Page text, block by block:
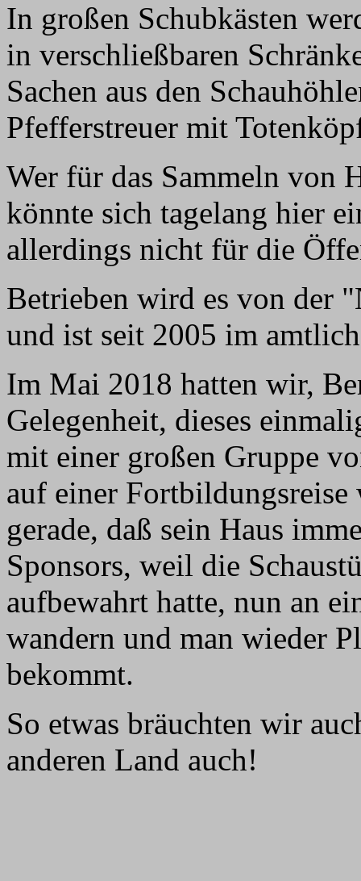
In großen Schubkästen
in verschließbaren
Sachen aus den
Pfefferstreuer mit
Wer für das Sammeln von
könnte sich tagelang hier
allerdings nicht für die
Betrieben wird es von der
und ist seit 2005 im
Im Mai 2018 hatten wir,
Gelegenheit, dieses
mit einer großen Gruppe
auf einer Fortbildungsreise
gerade, daß sein Haus
Sponsors, weil die
aufbewahrt hatte, nun an
wandern und man wieder
bekommt.
So etwas bräuchten wir
anderen Land auch!